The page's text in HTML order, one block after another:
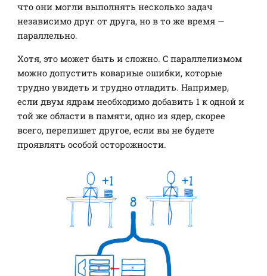
что они могли выполнять несколько задач
независимо друг от друга, но в то же время —
параллельно.
Хотя, это может быть и сложно. С параллелизмом
можно допустить коварные ошибки, которые
трудно увидеть и трудно отладить. Например,
если двум ядрам необходимо добавить 1 к одной и
той же области в памяти, одно из ядер, скорее
всего, перепишет другое, если вы не будете
проявлять особой осторожности.